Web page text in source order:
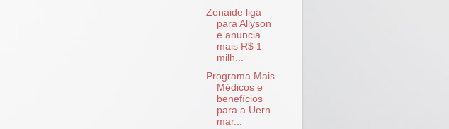
Zenaide liga
para Allyson
e anuncia
mais R$ 1
milh...
Programa Mais
Médicos e
benefícios
para a Uern
mar...